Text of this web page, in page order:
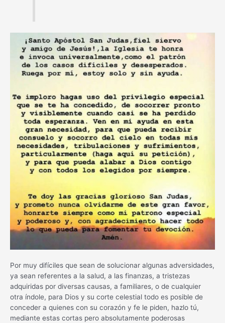
Por muy difíciles que sean de solucionar algunas adversidades,
ya sean referentes a la salud, a las finanzas, a tristezas
adquiridas por diversas causas, a familiares, o de cualquier
otra índole, para Dios y su corte celestial todo es posible de
conceder a quienes con su corazón y fe le piden, hazlo tú,
mediante estas cortas pero absolutamente poderosas